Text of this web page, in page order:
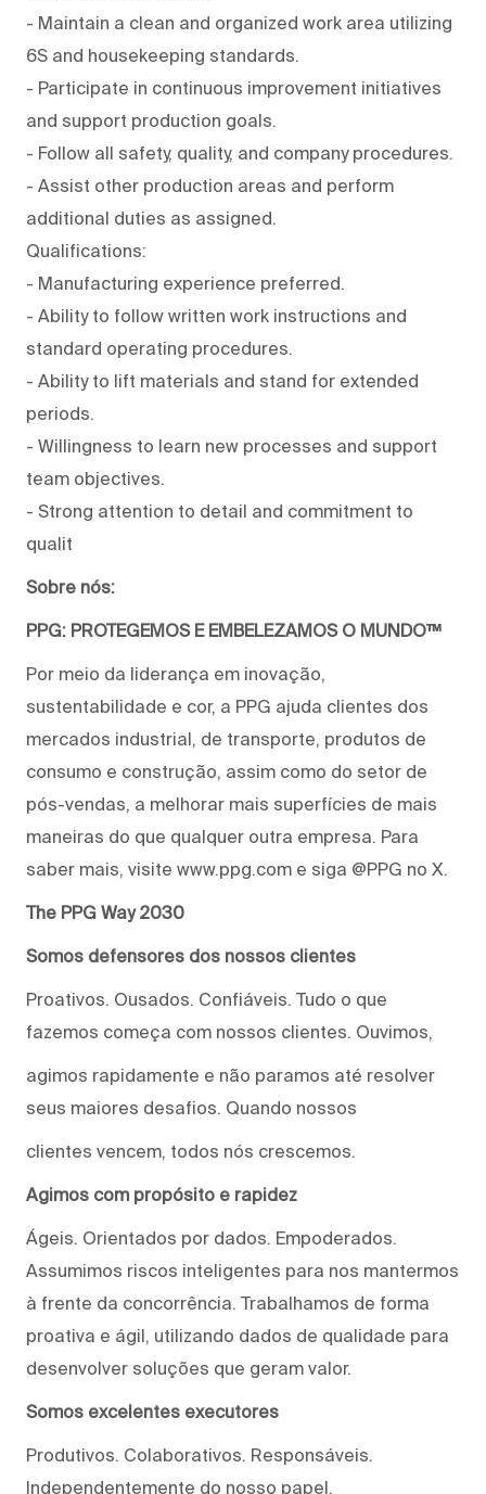
- Maintain a clean and organized work area utilizing
6S and housekeeping standards.
- Participate in continuous improvement initiatives
and support production goals.
- Follow all safety, quality, and company procedures.
- Assist other production areas and perform
additional duties as assigned.
Qualifications:
- Manufacturing experience preferred.
- Ability to follow written work instructions and
standard operating procedures.
- Ability to lift materials and stand for extended
periods.
- Willingness to learn new processes and support
team objectives.
- Strong attention to detail and commitment to
qualit
Sobre nós:
PPG: PROTEGEMOS E EMBELEZAMOS O MUNDO™
Por meio da liderança em inovação,
sustentabilidade e cor, a PPG ajuda clientes dos
mercados industrial, de transporte, produtos de
consumo e construção, assim como do setor de
pós-vendas, a melhorar mais superfícies de mais
maneiras do que qualquer outra empresa. Para
saber mais, visite www.ppg.com e siga @PPG no X.
The PPG Way 2030
Somos defensores dos nossos clientes
Proativos. Ousados. Confiáveis. Tudo o que
fazemos começa com nossos clientes. Ouvimos,
agimos rapidamente e não paramos até resolver
seus maiores desafios. Quando nossos
clientes vencem, todos nós crescemos.
Agimos com propósito e rapidez
Ágeis. Orientados por dados. Empoderados.
Assumimos riscos inteligentes para nos mantermos
à frente da concorrência. Trabalhamos de forma
proativa e ágil, utilizando dados de qualidade para
desenvolver soluções que geram valor.
Somos excelentes executores
Produtivos. Colaborativos. Responsáveis.
Independentemente do nosso papel,